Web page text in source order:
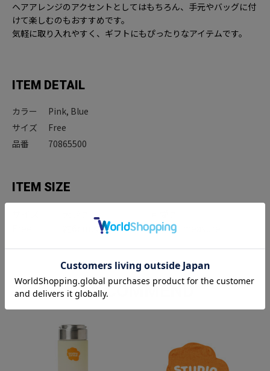
ヘアアレンジのアクセントとしてはもちろん、手元やバッグに付
けて楽しむのもおすすめです。
気軽に取り入れやすく、ギフトにもぴったりなアイテムです。
ITEM DETAIL
カラー
Pink, Blue
サイズ
Free
品番
70865500
ITEM SIZE
約6cm×8cm Can't measure
RECOMMEND